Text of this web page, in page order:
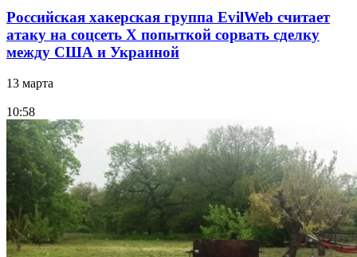
Российская хакерская группа EvilWeb считает
атаку на соцсеть Х попыткой сорвать сделку
между США и Украиной
13 марта
10:58